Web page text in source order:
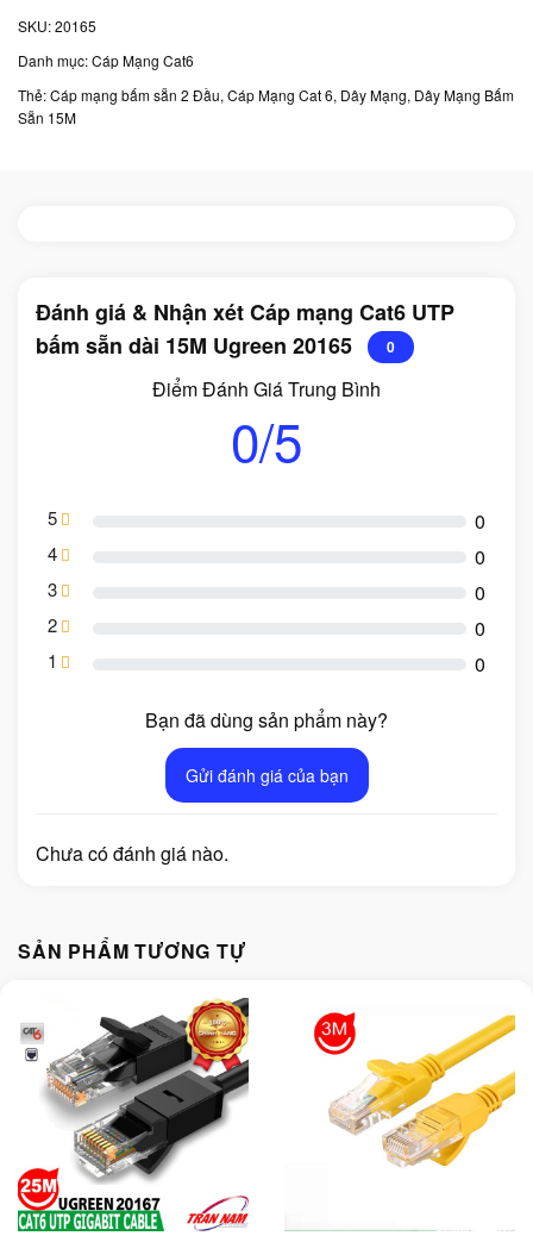
SKU:20165
Danh mục:Cáp Mạng Cat6
Thẻ:Cáp mạng bấm sẵn 2 Đầu, Cáp Mạng Cat 6, Dây Mạng, Dây Mạng Bấm
Sẵn 15M
Đánh giá & Nhận xét Cáp mạng Cat6 UTP
bấm sẵn dài 15M Ugreen 20165
0
Điểm Đánh Giá Trung Bình
0/5
5 0
4 0
3 0
2 0
1 0
Bạn đã dùng sản phẩm này?
Gửi đánh giá của bạn
Chưa có đánh giá nào.
SẢN PHẨM TƯƠNG TỰ